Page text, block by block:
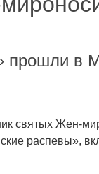
в
святых Жен-
распевы»,